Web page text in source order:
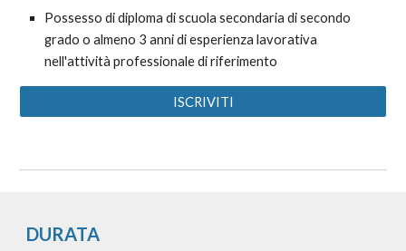
Possesso di diploma di scuola secondaria disecondo
grado o almeno 3 anni di esperienza lavorativa
nell'attività professionale di riferimento
ISCRIVITI
DURATA